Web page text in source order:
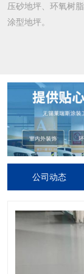
压砂地坪、环氧树
涂型地坪。
公司动态